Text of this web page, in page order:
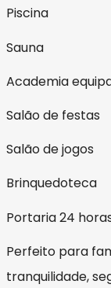
Piscina
Sauna
Academia
Salão de festas
Salão de jogos
Brinquedoteca
Portaria 24
Perfeito para
tranquilidade,